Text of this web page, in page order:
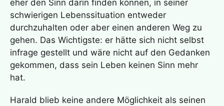
eher den Sinn darin finden können, in seiner
schwierigen Lebenssituation entweder
durchzuhalten oder aber einen anderen Weg zu
gehen. Das Wichtigste: er hätte sich nicht selbst
infrage gestellt und wäre nicht auf den Gedanken
gekommen, dass sein Leben keinen Sinn mehr
hat.
Harald blieb keine andere Möglichkeit als seinen